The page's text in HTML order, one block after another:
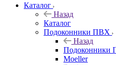
Каталог
Назад
Каталог
Подоконники ПВХ
Назад
Подоконники
Moeller